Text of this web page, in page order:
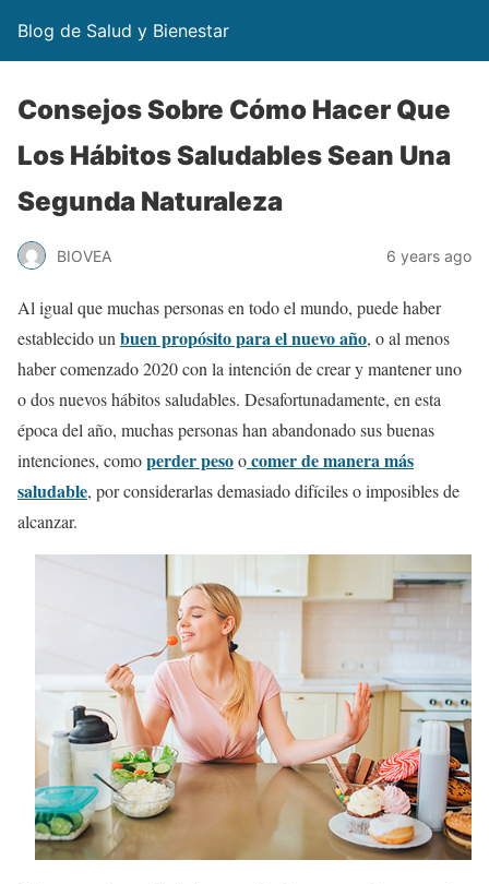
Blog de Salud y Bienestar
Consejos Sobre Cómo Hacer Que
Los Hábitos Saludables Sean Una
Segunda Naturaleza
BIOVEA 6 years ago
Al igual que muchas personas en todo el mundo, puede haber
establecido un buen propósito para el nuevo año, o al menos
haber comenzado 2020 con la intención de crear y mantener uno
o dos nuevos hábitos saludables. Desafortunadamente, en esta
época del año, muchas personas han abandonado sus buenas
intenciones, comoperder pesoocomer de manera más
saludable, por considerarlas demasiado difíciles o imposibles de
alcanzar.